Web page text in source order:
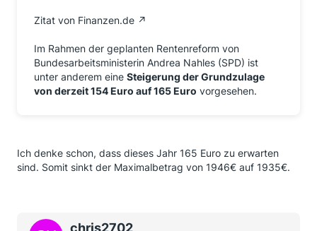
Zitat von Finanzen.de
Im Rahmen der geplanten Rentenreform von
Bundesarbeitsministerin Andrea Nahles (SPD) ist
unter anderem eine Steigerung der Grundzulage
von derzeit 154 Euro auf 165 Euro vorgesehen.
Ich denke schon, dass dieses Jahr 165 Euro zu erwarten
sind. Somit sinkt der Maximalbetrag von 1946€ auf 1935€.
chris2702